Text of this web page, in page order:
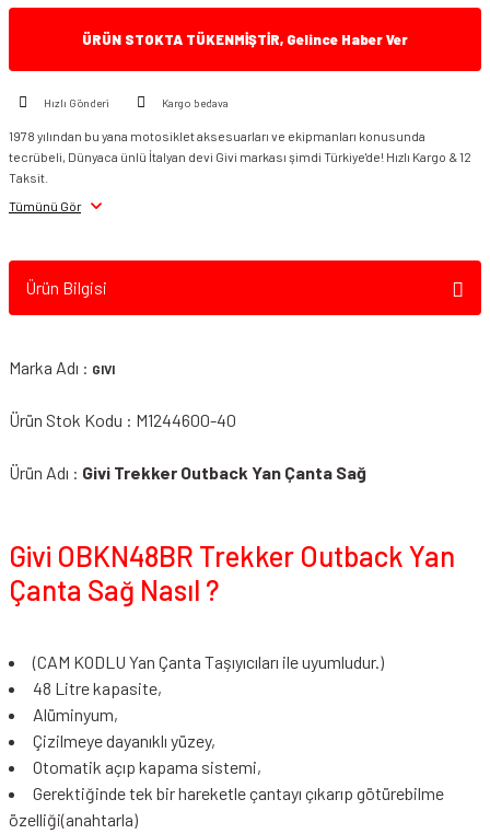
ÜRÜN STOKTA TÜKENMİŞTİR, Gelince Haber Ver
Hızlı Gönderi Kargo bedava
1978 yılından bu yana motosiklet aksesuarları ve ekipmanları konusunda
tecrübeli, Dünyaca ünlü İtalyan devi Givi markası şimdi Türkiye'de! Hızlı Kargo & 12
Taksit.
Tümünü Gör
Ürün Bilgisi
Marka Adı : GIVI
Ürün Stok Kodu : M1244600-40
Ürün Adı : Givi Trekker Outback Yan Çanta Sağ
Givi OBKN48BR Trekker Outback Yan
Çanta Sağ Nasıl ?
(CAM KODLU Yan Çanta Taşıyıcıları ile uyumludur.)
48 Litre kapasite,
Alüminyum,
Çizilmeye dayanıklı yüzey,
Otomatik açıp kapama sistemi,
Gerektiğinde tek bir hareketle çantayı çıkarıp götürebilme
özelliği(anahtarla)